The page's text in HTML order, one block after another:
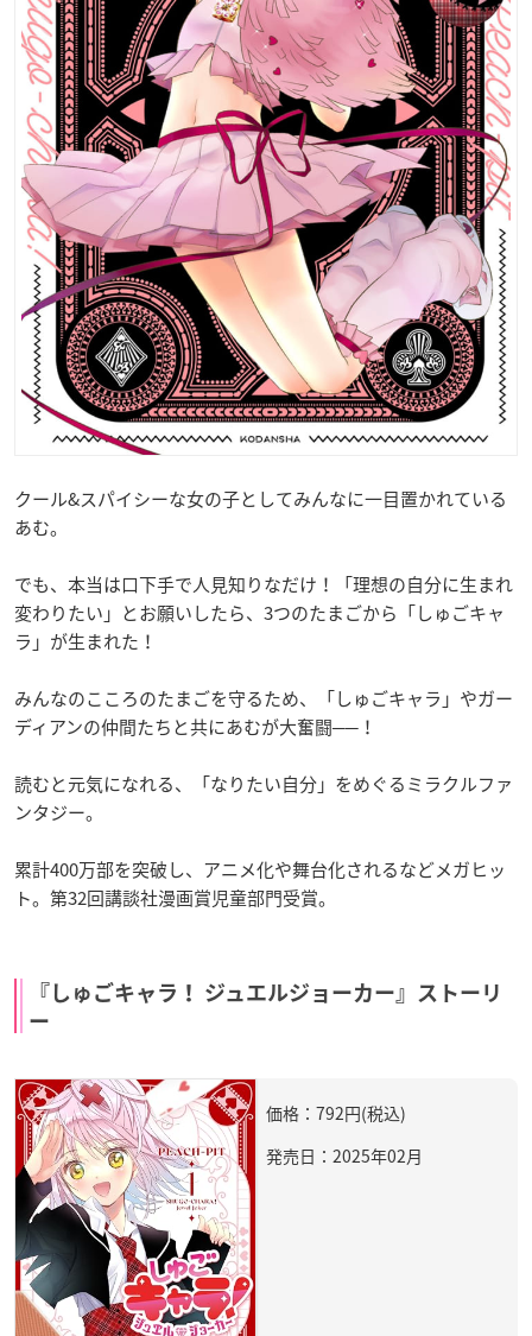
クール&スパイシーな女の子としてみんなに一目置かれている
あむ。
でも、本当は口下手で人見知りなだけ！「理想の自分に生まれ
変わりたい」とお願いしたら、3つのたまごから「しゅごキャ
ラ」が生まれた！
みんなのこころのたまごを守るため、「しゅごキャラ」やガー
ディアンの仲間たちと共にあむが大奮闘──！
読むと元気になれる、「なりたい自分」をめぐるミラクルファ
ンタジー。
累計400万部を突破し、アニメ化や舞台化されるなどメガヒッ
ト。第32回講談社漫画賞児童部門受賞。
『しゅごキャラ！ ジュエルジョーカー』ストーリ
ー
価格：792円(税込)
発売日：2025年02月